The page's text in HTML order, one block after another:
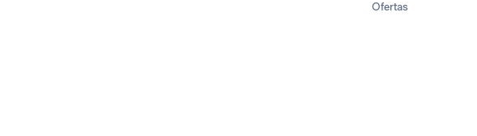
Ofertas